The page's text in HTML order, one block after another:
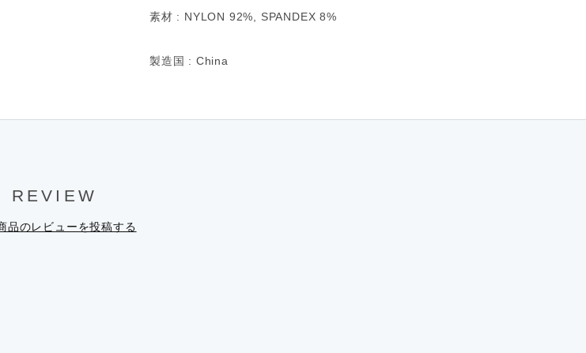
素材 : NYLON 92%, SPANDEX 8%
製造国 : China
REVIEW
品のレビューを投稿する